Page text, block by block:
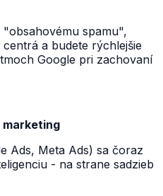
spamu",
a budete rýchlejšie
Google pri zachovaní
marketing
Ads, Meta Ads) sa čoraz
- na strane sadzieb